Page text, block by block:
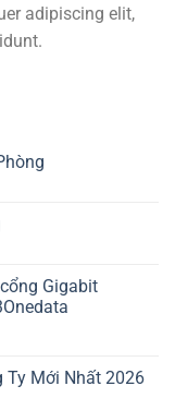
adipiscing elit,
Gigabit
Ty Mới Nhất 2026